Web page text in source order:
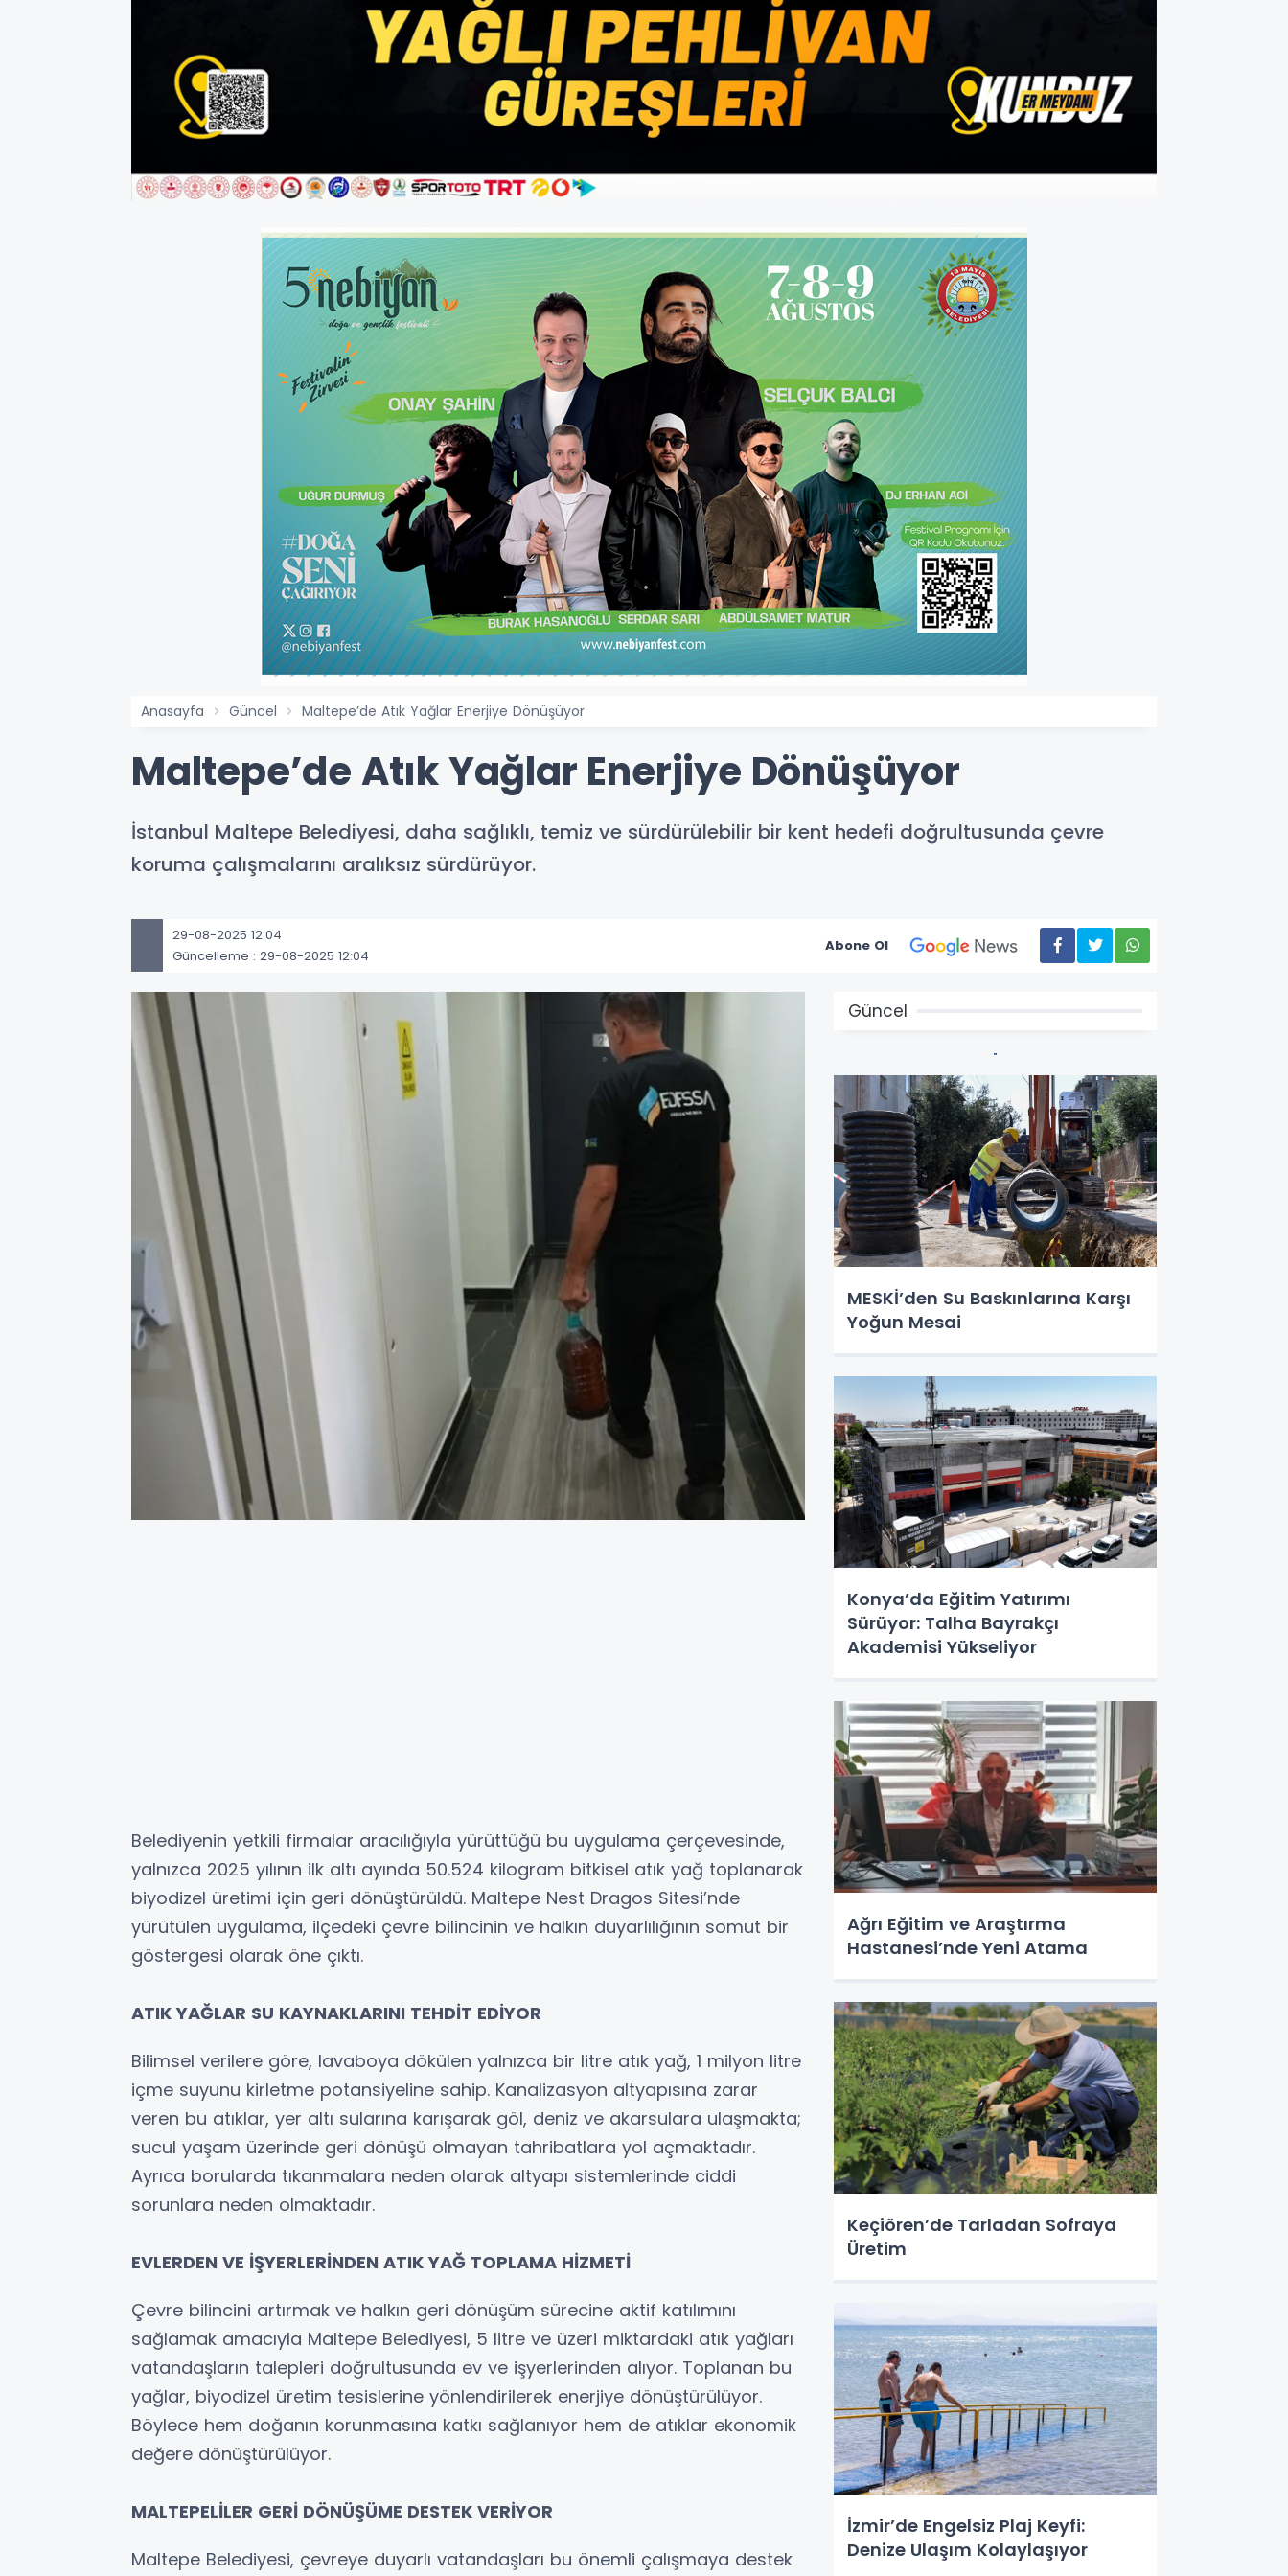
Anasayfa Güncel Maltepe’de Atık Yağlar Enerjiye Dönüşüyor
Maltepe’de Atık Yağlar Enerjiye Dönüşüyor
İstanbul Maltepe Belediyesi, daha sağlıklı, temiz ve sürdürülebilir bir kent hedefi doğrultusunda çevre
koruma çalışmalarını aralıksız sürdürüyor.
29-08-2025 12:04
Güncelleme : 29-08-2025 12:04
Abone Ol
Belediyenin yetkili firmalar aracılığıyla yürüttüğü bu uygulama çerçevesinde,
yalnızca 2025 yılının ilk altı ayında 50.524 kilogram bitkisel atık yağ toplanarak
biyodizel üretimi için geri dönüştürüldü. Maltepe Nest Dragos Sitesi’nde
yürütülen uygulama, ilçedeki çevre bilincinin ve halkın duyarlılığının somut bir
göstergesi olarak öne çıktı.
ATIK YAĞLAR SU KAYNAKLARINI TEHDİT EDİYOR
Bilimsel verilere göre, lavaboya dökülen yalnızca bir litre atık yağ, 1 milyon litre
içme suyunu kirletme potansiyeline sahip. Kanalizasyon altyapısına zarar
veren bu atıklar, yer altı sularına karışarak göl, deniz ve akarsulara ulaşmakta;
sucul yaşam üzerinde geri dönüşü olmayan tahribatlara yol açmaktadır.
Ayrıca borularda tıkanmalara neden olarak altyapı sistemlerinde ciddi
sorunlara neden olmaktadır.
EVLERDEN VE İŞYERLERİNDEN ATIK YAĞ TOPLAMA HİZMETİ
Çevre bilincini artırmak ve halkın geri dönüşüm sürecine aktif katılımını
sağlamak amacıyla Maltepe Belediyesi, 5 litre ve üzeri miktardaki atık yağları
vatandaşların talepleri doğrultusunda ev ve işyerlerinden alıyor. Toplanan bu
yağlar, biyodizel üretim tesislerine yönlendirilerek enerjiye dönüştürülüyor.
Böylece hem doğanın korunmasına katkı sağlanıyor hem de atıklar ekonomik
değere dönüştürülüyor.
MALTEPELİLER GERİ DÖNÜŞÜME DESTEK VERİYOR
Maltepe Belediyesi, çevreye duyarlı vatandaşları bu önemli çalışmaya destek
Güncel
MESKİ’den Su Baskınlarına Karşı
Yoğun Mesai
Konya’da Eğitim Yatırımı
Sürüyor: Talha Bayrakçı
Akademisi Yükseliyor
Ağrı Eğitim ve Araştırma
Hastanesi’nde Yeni Atama
Keçiören’de Tarladan Sofraya
Üretim
İzmir’de Engelsiz Plaj Keyfi:
Denize Ulaşım Kolaylaşıyor